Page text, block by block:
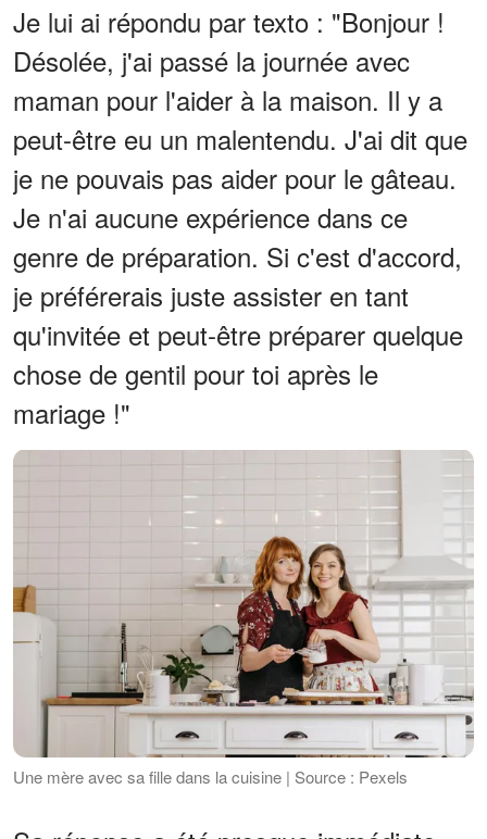
Je lui ai répondu par texto : "Bonjour !
Désolée, j'ai passé la journée avec
maman pour l'aider à la maison. Il y a
peut-être eu un malentendu. J'ai dit que
je ne pouvais pas aider pour le gâteau.
Je n'ai aucune expérience dans ce
genre de préparation. Si c'est d'accord,
je préférerais juste assister en tant
qu'invitée et peut-être préparer quelque
chose de gentil pour toi après le
mariage !"
Une mère avec sa fille dans la cuisine | Source : Pexels